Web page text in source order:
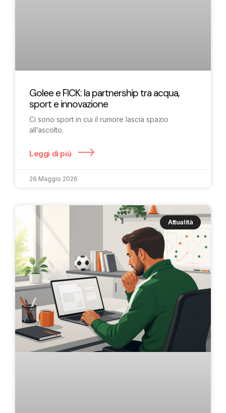
Golee e FICK: la partnership tra acqua,
sport e innovazione
Ci sono sport in cui il rumore lascia spazio
all’ascolto.
Leggi di più
26 Maggio 2026
Attualità